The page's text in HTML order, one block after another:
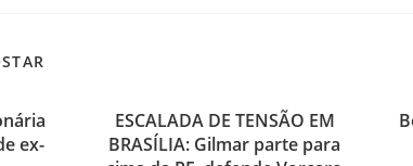
ex-
ESCALADA DE TENSÃO EM
BRASÍLIA: Gilmar parte para